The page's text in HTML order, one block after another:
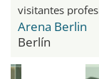
visitantes
Arena Berlin
Berlín